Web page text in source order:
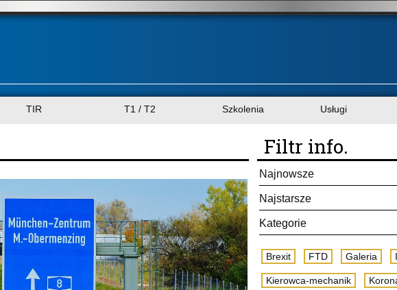
TIR T1 / T2 Szkolenia Usługi
Filtr info.
Najnowsze
Najstarsze
Kategorie
Brexit FTD Galeria
Kierowca-mechanik